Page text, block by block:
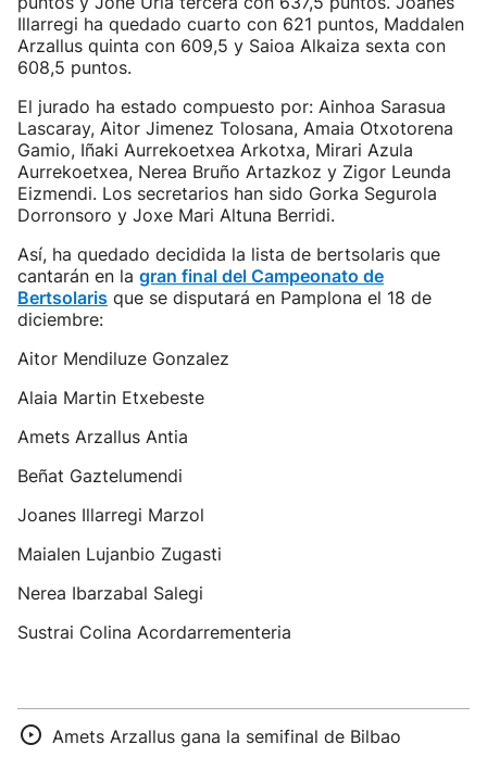
Illarregi ha quedado cuarto con 621 puntos, Maddalen
Arzallus quinta con 609,5 y Saioa Alkaiza sexta con
608,5 puntos.
El jurado ha estado compuesto por: Ainhoa Sarasua
Lascaray, Aitor Jimenez Tolosana, Amaia Otxotorena
Gamio, Iñaki Aurrekoetxea Arkotxa, Mirari Azula
Aurrekoetxea, Nerea Bruño Artazkoz y Zigor Leunda
Eizmendi. Los secretarios han sido Gorka Segurola
Dorronsoro y Joxe Mari Altuna Berridi.
Así, ha quedado decidida la lista de bertsolaris que
cantarán en la gran final del Campeonato de
Bertsolaris que se disputará en Pamplona el 18 de
diciembre:
Aitor Mendiluze Gonzalez
Alaia Martin Etxebeste
Amets Arzallus Antia
Beñat Gaztelumendi
Joanes Illarregi Marzol
Maialen Lujanbio Zugasti
Nerea Ibarzabal Salegi
Sustrai Colina Acordarrementeria
Amets Arzallus gana la semifinal de Bilbao